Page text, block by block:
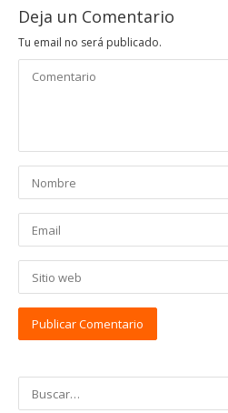
Deja un Comentario
Tu email no será publicado.